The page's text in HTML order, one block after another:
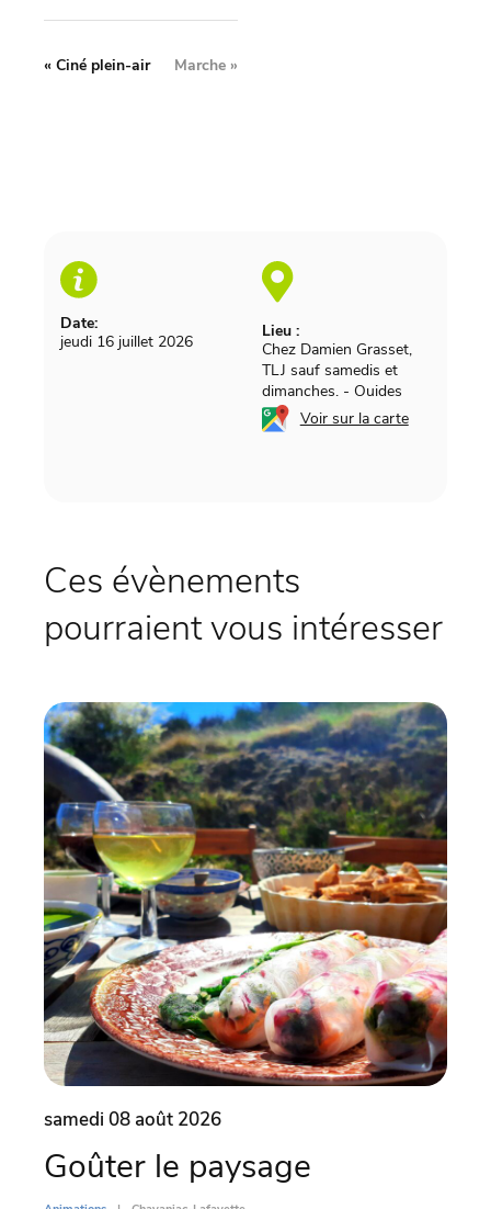
Date:
jeudi 16 juillet 2026
Lieu :
Chez Damien Grasset,
TLJ sauf samedis et
dimanches. - Ouides
Voir sur la carte
« Ciné plein-air Marche »
Ces évènements
pourraient vous intéresser
samedi 08 août 2026
Goûter le paysage